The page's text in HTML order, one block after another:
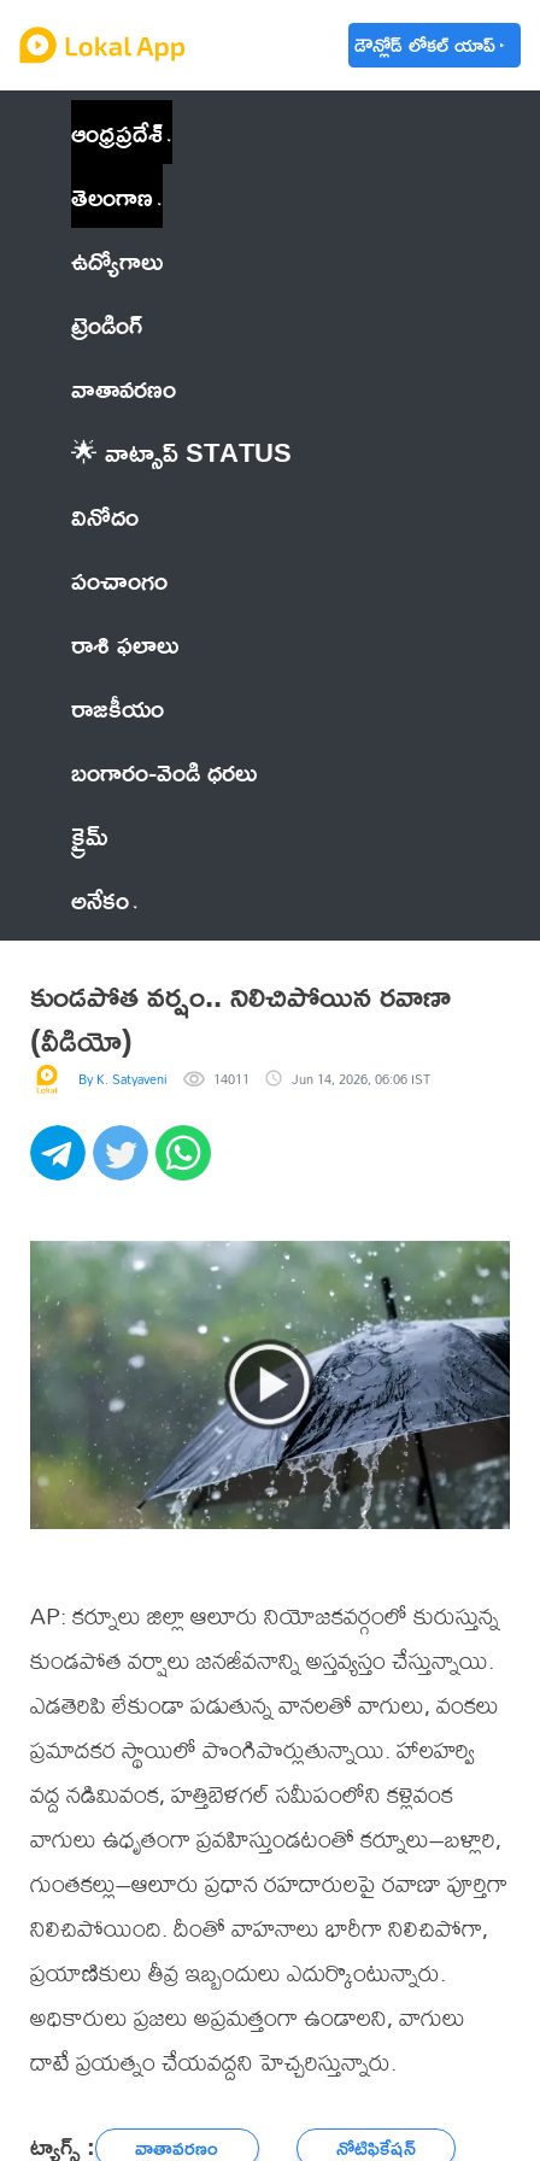
డౌన్లోడ్ లోకల్ యాప్
ఆంధ్రప్రదేశ్
తెలంగాణ
ఉద్యోగాలు
ట్రెండింగ్
వాతావరణం
🌟 వాట్సాప్ STATUS
వినోదం
పంచాంగం
రాశి ఫలాలు
రాజకీయం
బంగారం-వెండి ధరలు
క్రైమ్
అనేకం
కుండపోత వర్షం.. నిలిచిపోయిన రవాణా
(వీడియో)
By K. Satyaveni 14011 Jun 14, 2026, 06:06 IST
AP: కర్నూలు జిల్లా ఆలూరు నియోజకవర్గంలో కురుస్తున్న
కుండపోత వర్షాలు జనజీవనాన్ని అస్తవ్యస్తం చేస్తున్నాయి.
ఎడతెరిపి లేకుండా పడుతున్న వానలతో వాగులు, వంకలు
ప్రమాదకర స్థాయిలో పొంగిపొర్లుతున్నాయి. హాలహర్వి
వద్ద నడిమివంక, హత్తిబెళగల్ సమీపంలోని కళ్లెవంక
వాగులు ఉధృతంగా ప్రవహిస్తుండటంతో కర్నూలు–బళ్లారి,
గుంతకల్లు–ఆలూరు ప్రధాన రహదారులపై రవాణా పూర్తిగా
నిలిచిపోయింది. దీంతో వాహనాలు భారీగా నిలిచిపోగా,
ప్రయాణికులు తీవ్ర ఇబ్బందులు ఎదుర్కొంటున్నారు.
అధికారులు ప్రజలు అప్రమత్తంగా ఉండాలని, వాగులు
దాటే ప్రయత్నం చేయవద్దని హెచ్చరిస్తున్నారు.
ట్యాగ్స్ : వాతావరణం నోటిఫికేషన్